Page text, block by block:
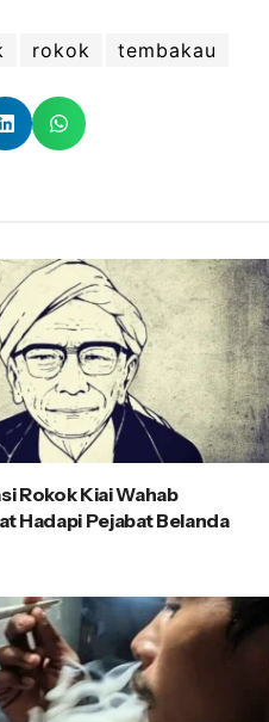
rokok tembakau
Rokok Kiai Wahab
Hadapi Pejabat Belanda